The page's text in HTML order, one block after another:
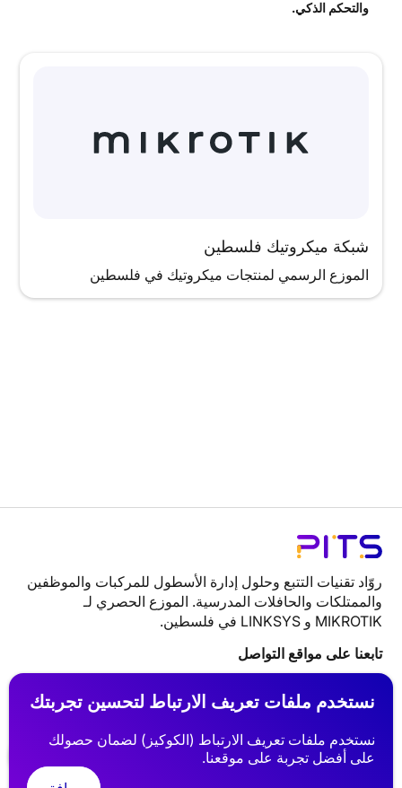
والتحكم الذكي.
شبكة ميكروتيك فلسطين
الموزع الرسمي لمنتجات ميكروتيك في فلسطين
نستخدم ملفات تعريف الارتباط لتحسين تجربتك
نستخدم ملفات تعريف الارتباط (الكوكيز) لضمان حصولك
على أفضل تجربة على موقعنا.
روّاد تقنيات التتبع وحلول إدارة الأسطول للمركبات والموظفين
والممتلكات والحافلات المدرسية. الموزع الحصري لـ
MIKROTIK و LINKSYS في فلسطين.
تابعنا على مواقع التواصل
روابط سريعة
التتبع الشبكات الأسئلة الأكثر تكرارا